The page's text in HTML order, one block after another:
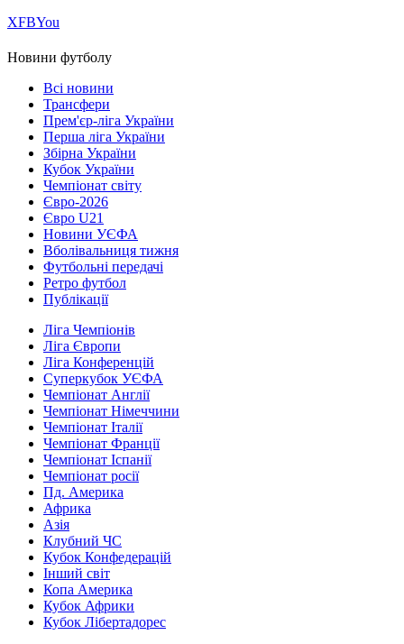
ХFBYou
Новини футболу
Всі новини
Трансфери
Прем'єр-ліга України
Перша ліга України
Збірна України
Кубок України
Чемпіонат світу
Євро-2026
Євро U21
Новини УЄФА
Вболівальниця тижня
Футбольні передачі
Ретро футбол
Публікації
Ліга Чемпіонів
Ліга Європи
Ліга Конференцій
Суперкубок УЄФА
Чемпіонат Англії
Чемпіонат Німеччини
Чемпіонат Італії
Чемпіонат Франції
Чемпіонат Іспанії
Чемпіонат росії
Пд. Америка
Африка
Азія
Клубний ЧС
Кубок Конфедерацій
Інший світ
Копа Америка
Кубок Африки
Кубок Лібертадорес